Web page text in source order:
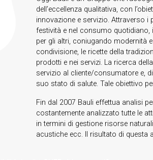
dell’eccellenza qualitativa, con
innovazione e servizio. Attraverso i
festività e nel consumo quotidiano,
per gli altri, coniugando modernità
condivisione, le ricette della
prodotti e nei servizi. La ricerca
servizio al cliente/consumatore e,
suo stato di salute. Tale obiettivo
Fin dal 2007 Bauli effettua analisi
costantemente analizzato tutte le
in termini di gestione risorse
acustiche ecc. Il risultato di questa